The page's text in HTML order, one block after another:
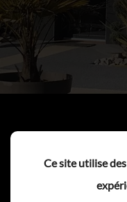
Ce site utilise